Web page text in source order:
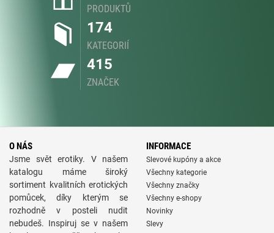
PRODUKTŮ
174
KATEGORIÍ
415
ZNAČEK
O NÁS
Jsme svět erotiky. V našem
katalogu máme široký
sortiment kvalitních erotických
pomůcek, díky kterým se
rozhodně v posteli nudit
nebudeš. Inspiruj se v našem
INFORMACE
Slevové kupóny a akce
Všechny kategorie
Všechny značky
Všechny e-shopy
Novinky
Slevy